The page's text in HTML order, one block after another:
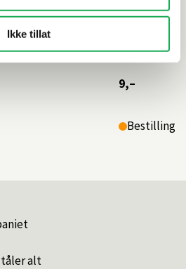
Ikke tillat
9,–
tåler alt